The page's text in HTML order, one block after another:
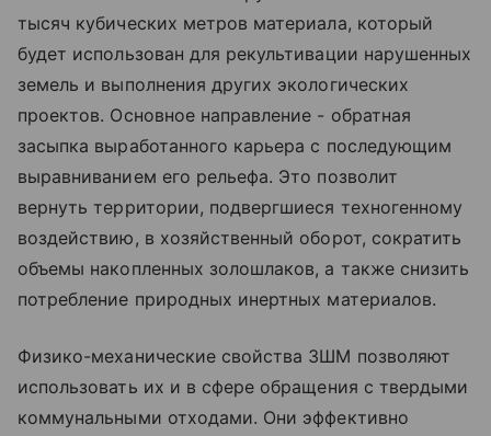
тысяч кубических метров материала, который
будет использован для рекультивации нарушенных
земель и выполнения других экологических
проектов. Основное направление - обратная
засыпка выработанного карьера с последующим
выравниванием его рельефа. Это позволит
вернуть территории, подвергшиеся техногенному
воздействию, в хозяйственный оборот, сократить
объемы накопленных золошлаков, а также снизить
потребление природных инертных материалов.
Физико-механические свойства ЗШМ позволяют
использовать их и в сфере обращения с твердыми
коммунальными отходами. Они эффективно